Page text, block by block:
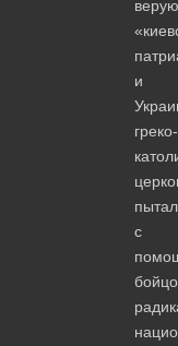
и
греко-
с